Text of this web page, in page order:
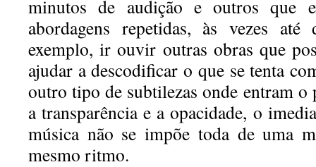
minutos de audição e outros que
abordagens repetidas, às vezes
exemplo, ir ouvir outras obras que
ajudar a descodificar o que se tenta
outro tipo de subtilezas onde entram o
a transparência e a opacidade, o
música não se impõe toda de uma
mesmo ritmo.